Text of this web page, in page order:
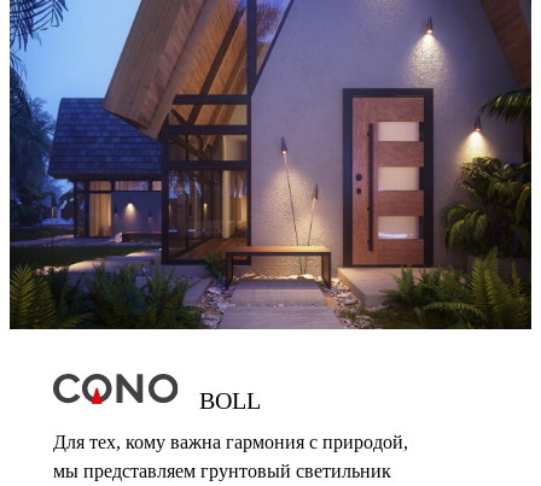
BOLL
Для тех, кому важна гармония с природой,
мы представляем грунтовый светильник